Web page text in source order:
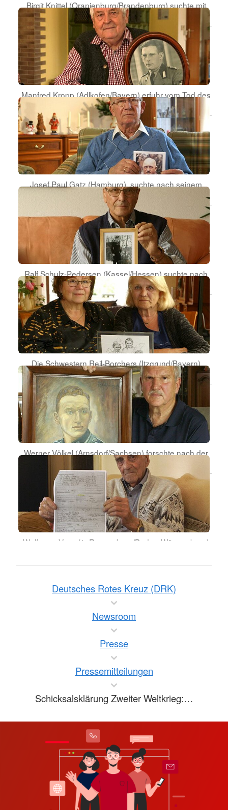
Birgit Knittel (Oranienburg/Brandenburg) suchte mit
ihrem Vater nach dem Verbleib der Großmutter.
Manfred Kropp (Adlkofen/Bayern) erfuhr vom Tod des
Vaters in sowjetischer Gefangenschaft.
Josef Paul Gatz (Hamburg), suchte nach seinem
verschleppten Vater.
Ralf Schulz-Pedersen (Kassel/Hessen) suchte nach
den Orten der Kriegsgefangenschaft seines Vaters.
Die Schwestern Reil-Borchers (Itzgrund/Bayern)
wurden von ihren Nichten gefunden.
Werner Völkel (Arnsdorf/Sachsen) forschte nach der
Gefangenschaft seines Vaters.
Wolfgang Voss (†, Ravensburg/Baden-Württemberg)
Deutsches Rotes Kreuz (DRK)
Newsroom
Presse
Pressemitteilungen
Schicksalsklärung Zweiter Weltkrieg:…